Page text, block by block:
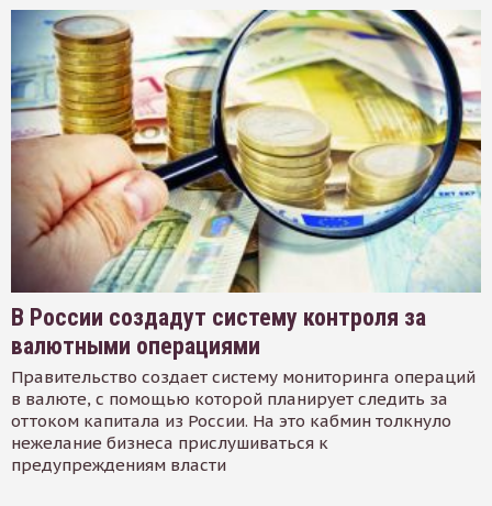
В России создадут систему контроля за
валютными операциями
Правительство создает систему мониторинга операций
в валюте, с помощью которой планирует следить за
оттоком капитала из России. На это кабмин толкнуло
нежелание бизнеса прислушиваться к
предупреждениям власти